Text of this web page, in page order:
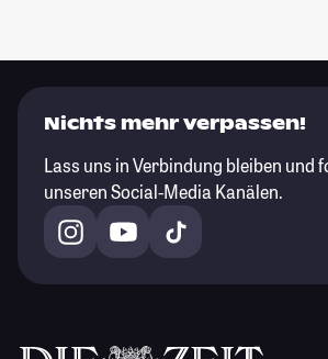
Nichts mehr verpassen!
Lass uns in Verbindung bleiben und
unseren Social-Media Kanälen.